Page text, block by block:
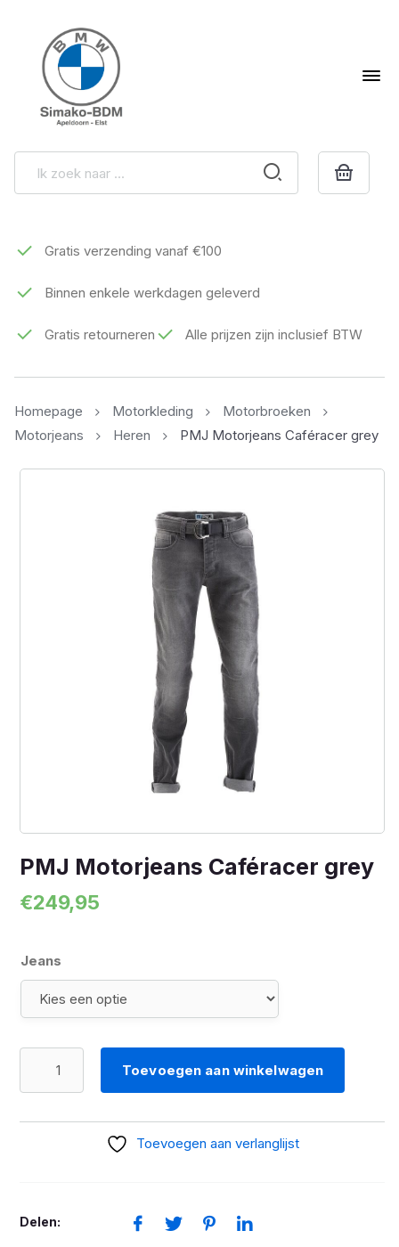
Gratis verzending vanaf €100
Binnen enkele werkdagen geleverd
Gratis retourneren Alle prijzen zijn inclusief BTW
Homepage Motorkleding
Motorbroeken
Motorjeans
Heren PMJ Motorjeans Caféracer grey
PMJ Motorjeans Caféracer grey
€249,95
Jeans
Toevoegen aan winkelwagen
Toevoegen aan verlanglijst
Delen: